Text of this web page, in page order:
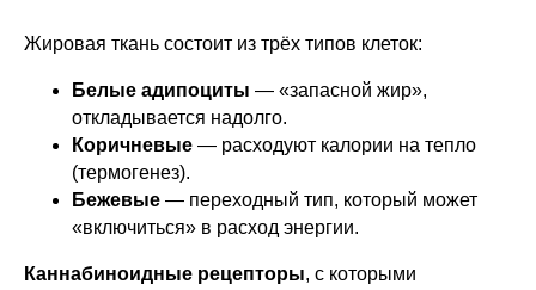
Жировая ткань состоит из трёх типов клеток:
Белые адипоциты — «запасной жир»,
откладывается надолго.
Коричневые — расходуют калории на тепло
(термогенез).
Бежевые — переходный тип, который может
«включиться» в расход энергии.
Каннабиноидные рецепторы, с которыми